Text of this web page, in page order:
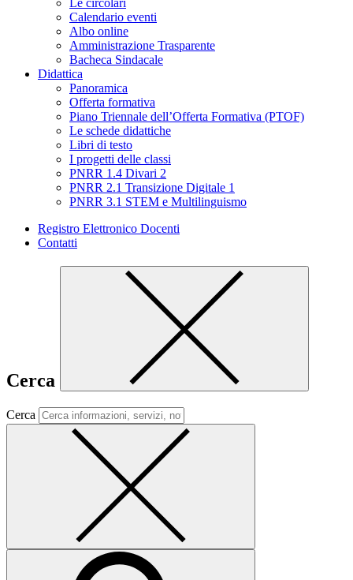
Le circolari
Calendario eventi
Albo online
Amministrazione Trasparente
Bacheca Sindacale
Didattica
Panoramica
Offerta formativa
Piano Triennale dell’Offerta Formativa (PTOF)
Le schede didattiche
Libri di testo
I progetti delle classi
PNRR 1.4 Divari 2
PNRR 2.1 Transizione Digitale 1
PNRR 3.1 STEM e Multilinguismo
Registro Elettronico Docenti
Contatti
Cerca
Cerca